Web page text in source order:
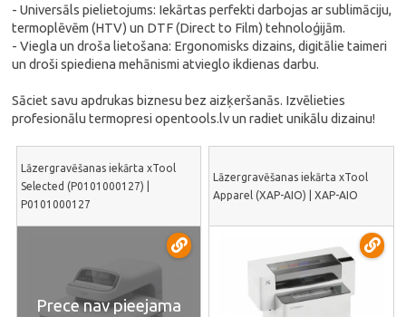
- Universāls pielietojums: Iekārtas perfekti darbojas ar sublimāciju,
termoplēvēm (HTV) un DTF (Direct to Film) tehnoloģijām.
- Viegla un droša lietošana: Ergonomisks dizains, digitālie taimeri
un droši spiediena mehānismi atvieglo ikdienas darbu.
Sāciet savu apdrukas biznesu bez aizķeršanās. Izvēlieties
profesionālu termopresi opentools.lv un radiet unikālu dizainu!
Lāzergravēšanas iekārta xTool
Selected (P0101000127) |
P0101000127
Prece nav pieejama
Lāzergravēšanas iekārta xTool
Apparel (XAP-AIO) | XAP-AIO